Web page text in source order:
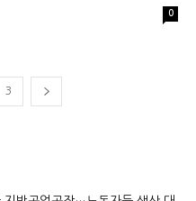
0
3